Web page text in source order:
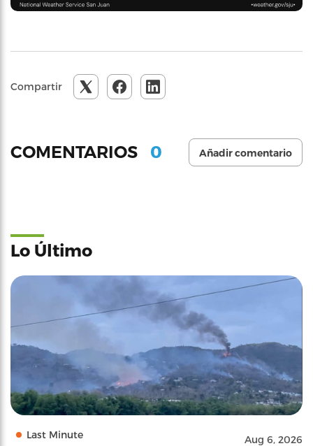
Compartir
COMENTARIOS 0 Añadir comentario
Lo Último
Last Minute Aug 6, 2026